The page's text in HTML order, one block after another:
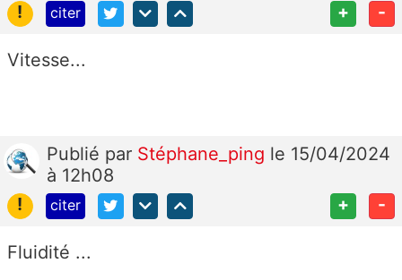
!
citer + -
Vitesse...
Publié par Stéphane_ping le 15/04/2024
à 12h08
!
citer + -
Fluidité ...